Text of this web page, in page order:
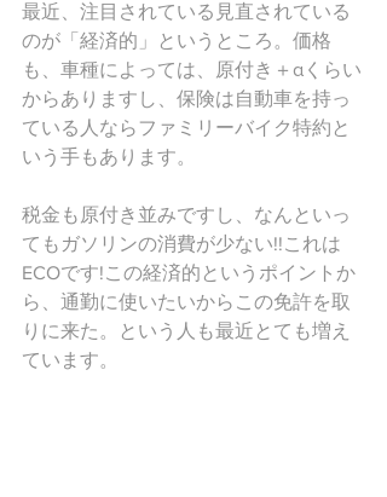
最近、注目されている見直されている
のが「経済的」というところ。価格
も、車種によっては、原付き＋αくらい
からありますし、保険は自動車を持っ
ている人ならファミリーバイク特約と
いう手もあります。
税金も原付き並みですし、なんといっ
てもガソリンの消費が少ない!!これは
ECOです!この経済的というポイントか
ら、通勤に使いたいからこの免許を取
りに来た。という人も最近とても増え
ています。